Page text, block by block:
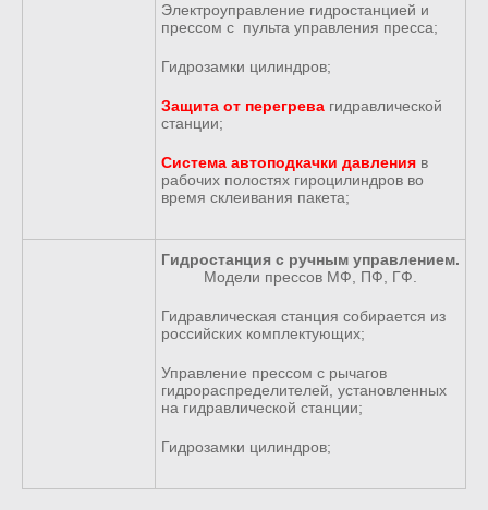
Электроуправление гидростанцией и
прессом с пульта управления пресса;
Гидрозамки цилиндров;
Защита от перегрева гидравлической
станции;
Система автоподкачки давления в
рабочих полостях гироцилиндров во
время склеивания пакета;
Гидростанция с ручным управлением.
Модели прессов МФ, ПФ, ГФ.
Гидравлическая станция собирается из
российских комплектующих;
Управление прессом с рычагов
гидрораспределителей, установленных
на гидравлической станции;
Гидрозамки цилиндров;